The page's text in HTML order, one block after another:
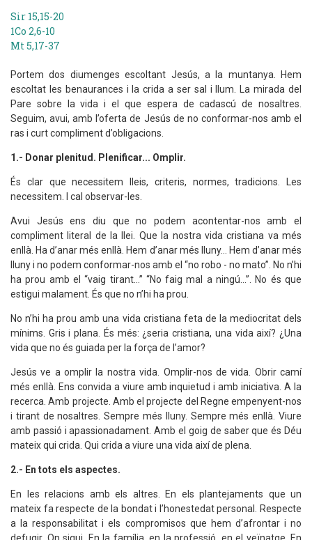
Sir 15,15-20
1Co 2,6-10
Mt 5,17-37
Portem dos diumenges escoltant Jesús, a la muntanya. Hem
escoltat les benaurances i la crida a ser sal i llum. La mirada del
Pare sobre la vida i el que espera de cadascú de nosaltres.
Seguim, avui, amb l’oferta de Jesús de no conformar-nos amb el
ras i curt compliment d’obligacions.
1.- Donar plenitud. Plenificar... Omplir.
És clar que necessitem lleis, criteris, normes, tradicions. Les
necessitem. I cal observar-les.
Avui Jesús ens diu que no podem acontentar-nos amb el
compliment literal de la llei. Que la nostra vida cristiana va més
enllà. Ha d’anar més enllà. Hem d’anar més lluny... Hem d’anar més
lluny i no podem conformar-nos amb el “no robo - no mato”. No n’hi
ha prou amb el “vaig tirant...” “No faig mal a ningú...”. No és que
estigui malament. És que no n’hi ha prou.
No n’hi ha prou amb una vida cristiana feta de la mediocritat dels
mínims. Gris i plana. És més: ¿seria cristiana, una vida així? ¿Una
vida que no és guiada per la força de l’amor?
Jesús ve a omplir la nostra vida. Omplir-nos de vida. Obrir camí
més enllà. Ens convida a viure amb inquietud i amb iniciativa. A la
recerca. Amb projecte. Amb el projecte del Regne empenyent-nos
i tirant de nosaltres. Sempre més lluny. Sempre més enllà. Viure
amb passió i apassionadament. Amb el goig de saber que és Déu
mateix qui crida. Qui crida a viure una vida així de plena.
2.- En tots els aspectes.
En les relacions amb els altres. En els plantejaments que un
mateix fa respecte de la bondat i l’honestedat personal. Respecte
a la responsabilitat i els compromisos que hem d’afrontar i no